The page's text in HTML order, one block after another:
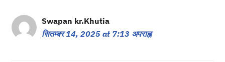
Swapan kr.Khutia
सितम्बर 14, 2025 at 7:13 अपराह्न